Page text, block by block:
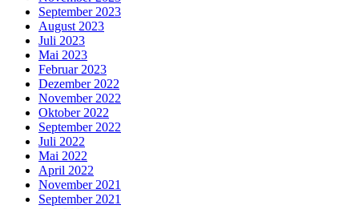
September 2023
August 2023
Juli 2023
Mai 2023
Februar 2023
Dezember 2022
November 2022
Oktober 2022
September 2022
Juli 2022
Mai 2022
April 2022
November 2021
September 2021